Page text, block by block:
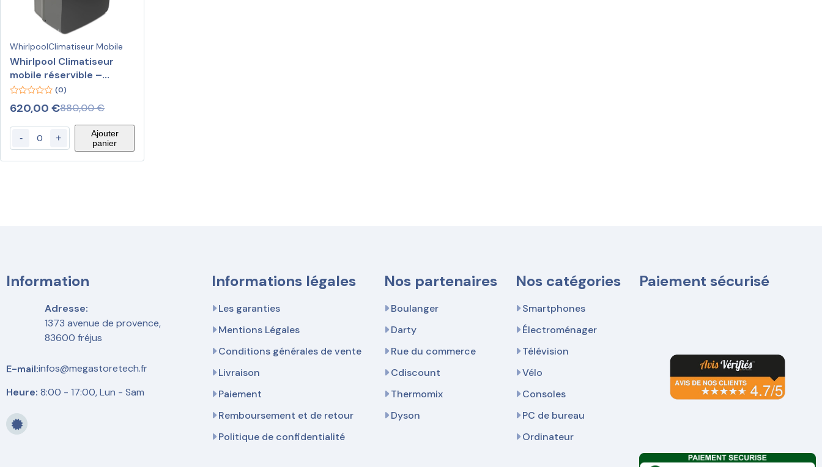
WhirlpoolClimatiseur Mobile
Whirlpool Climatiseur
mobile réservible –
climatisation + chauffage
PACB212HP – Noir
out
5
(0)
880,00€
620,00 €
- +
Ajouter
panier
Information
Adresse:
1373 avenue de provence,
83600 fréjus
E-mail:infos@megastoretech.fr
Heure: 8:00 - 17:00, Lun - Sam
Informations légales
Les garanties
Mentions Légales
Conditions générales de vente
Livraison
Paiement
Remboursement et de retour
Politique de confidentialité
Nos partenaires
Boulanger
Darty
Rue du commerce
Cdiscount
Thermomix
Dyson
Nos catégories
Smartphones
Électroménager
Télévision
Vélo
Consoles
PC de bureau
Ordinateur
Paiement sécurisé